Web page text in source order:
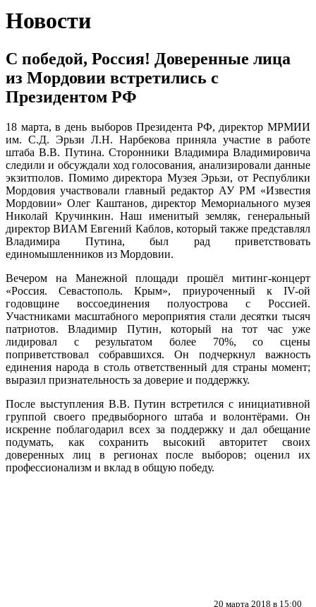
Новости
С победой, Россия! Доверенные лица
из Мордовии встретились с
Президентом РФ
18 марта, в день выборов Президента РФ, директор МРМИИ
им. С.Д. Эрьзи Л.Н. Нарбекова приняла участие в работе
штаба В.В. Путина. Сторонники Владимира Владимировича
следили и обсуждали ход голосования, анализировали данные
экзитполов. Помимо директора Музея Эрьзи, от Республики
Мордовия участвовали главный редактор АУ РМ «Известия
Мордовии» Олег Каштанов, директор Мемориального музея
Николай Кручинкин. Наш именитый земляк, генеральный
директор ВИАМ Евгений Каблов, который также представлял
Владимира Путина, был рад приветствовать
единомышленников из Мордовии.
Вечером на Манежной площади прошёл митинг-концерт
«Россия. Севастополь. Крым», приуроченный к IV-ой
годовщине воссоединения полуострова с Россией.
Участниками масштабного мероприятия стали десятки тысяч
патриотов. Владимир Путин, который на тот час уже
лидировал с результатом более 70%, со сцены
поприветствовал собравшихся. Он подчеркнул важность
единения народа в столь ответственный для страны момент;
выразил признательность за доверие и поддержку.
После выступления В.В. Путин встретился с инициативной
группой своего предвыборного штаба и волонтёрами. Он
искренне поблагодарил всех за поддержку и дал обещание
подумать, как сохранить высокий авторитет своих
доверенных лиц в регионах после выборов; оценил их
профессионализм и вклад в общую победу.
20 марта 2018 в 15:00